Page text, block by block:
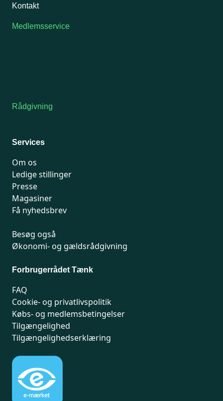
Kontakt
Medlemsservice
Rådgivning
Services
Om os
Ledige stillinger
Presse
Magasiner
Få nyhedsbrev
Besøg også
Økonomi- og gældsrådgivning
Forbrugerrådet Tænk
FAQ
Cookie- og privatlivspolitik
Købs- og medlemsbetingelser
Tilgængelighed
Tilgængelighedserklæring